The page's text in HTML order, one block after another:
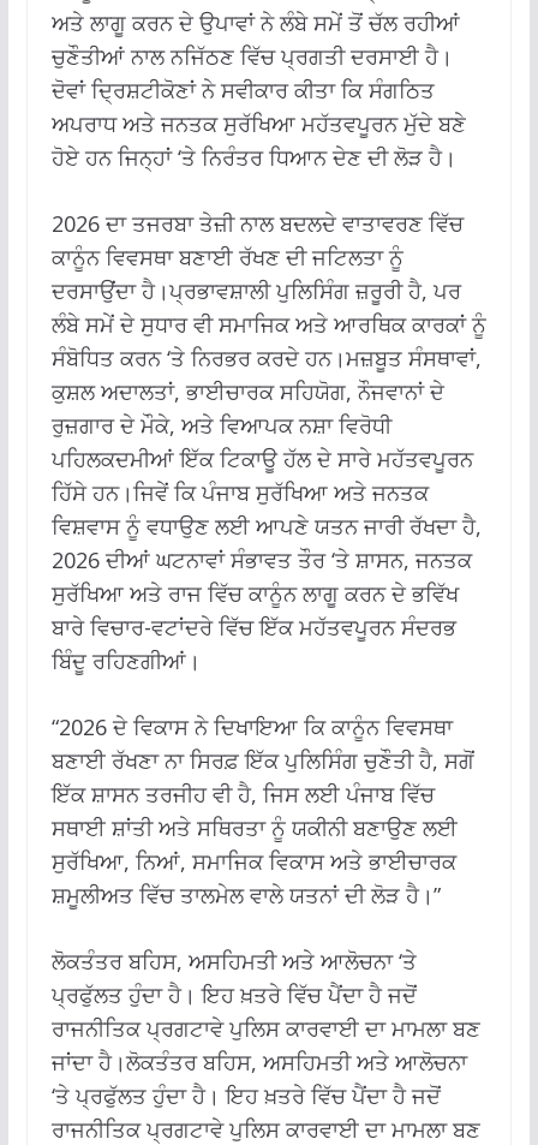
ਅਤੇ ਲਾਗੂ ਕਰਨ ਦੇ ਉਪਾਵਾਂ ਨੇ ਲੰਬੇ ਸਮੇਂ ਤੋਂ ਚੱਲ ਰਹੀਆਂ
ਚੁਣੌਤੀਆਂ ਨਾਲ ਨਜਿੱਠਣ ਵਿੱਚ ਪ੍ਰਗਤੀ ਦਰਸਾਈ ਹੈ।
ਦੋਵਾਂ ਦ੍ਰਿਸ਼ਟੀਕੋਣਾਂ ਨੇ ਸਵੀਕਾਰ ਕੀਤਾ ਕਿ ਸੰਗਠਿਤ
ਅਪਰਾਧ ਅਤੇ ਜਨਤਕ ਸੁਰੱਖਿਆ ਮਹੱਤਵਪੂਰਨ ਮੁੱਦੇ ਬਣੇ
ਹੋਏ ਹਨ ਜਿਨ੍ਹਾਂ ‘ਤੇ ਨਿਰੰਤਰ ਧਿਆਨ ਦੇਣ ਦੀ ਲੋੜ ਹੈ।
2026 ਦਾ ਤਜਰਬਾ ਤੇਜ਼ੀ ਨਾਲ ਬਦਲਦੇ ਵਾਤਾਵਰਣ ਵਿੱਚ
ਕਾਨੂੰਨ ਵਿਵਸਥਾ ਬਣਾਈ ਰੱਖਣ ਦੀ ਜਟਿਲਤਾ ਨੂੰ
ਦਰਸਾਉਂਦਾ ਹੈ।ਪ੍ਰਭਾਵਸ਼ਾਲੀ ਪੁਲਿਸਿੰਗ ਜ਼ਰੂਰੀ ਹੈ, ਪਰ
ਲੰਬੇ ਸਮੇਂ ਦੇ ਸੁਧਾਰ ਵੀ ਸਮਾਜਿਕ ਅਤੇ ਆਰਥਿਕ ਕਾਰਕਾਂ ਨੂੰ
ਸੰਬੋਧਿਤ ਕਰਨ ‘ਤੇ ਨਿਰਭਰ ਕਰਦੇ ਹਨ।ਮਜ਼ਬੂਤ ​​ਸੰਸਥਾਵਾਂ,
ਕੁਸ਼ਲ ਅਦਾਲਤਾਂ, ਭਾਈਚਾਰਕ ਸਹਿਯੋਗ, ਨੌਜਵਾਨਾਂ ਦੇ
ਰੁਜ਼ਗਾਰ ਦੇ ਮੌਕੇ, ਅਤੇ ਵਿਆਪਕ ਨਸ਼ਾ ਵਿਰੋਧੀ
ਪਹਿਲਕਦਮੀਆਂ ਇੱਕ ਟਿਕਾਊ ਹੱਲ ਦੇ ਸਾਰੇ ਮਹੱਤਵਪੂਰਨ
ਹਿੱਸੇ ਹਨ।ਜਿਵੇਂ ਕਿ ਪੰਜਾਬ ਸੁਰੱਖਿਆ ਅਤੇ ਜਨਤਕ
ਵਿਸ਼ਵਾਸ ਨੂੰ ਵਧਾਉਣ ਲਈ ਆਪਣੇ ਯਤਨ ਜਾਰੀ ਰੱਖਦਾ ਹੈ,
2026 ਦੀਆਂ ਘਟਨਾਵਾਂ ਸੰਭਾਵਤ ਤੌਰ ‘ਤੇ ਸ਼ਾਸਨ, ਜਨਤਕ
ਸੁਰੱਖਿਆ ਅਤੇ ਰਾਜ ਵਿੱਚ ਕਾਨੂੰਨ ਲਾਗੂ ਕਰਨ ਦੇ ਭਵਿੱਖ
ਬਾਰੇ ਵਿਚਾਰ-ਵਟਾਂਦਰੇ ਵਿੱਚ ਇੱਕ ਮਹੱਤਵਪੂਰਨ ਸੰਦਰਭ
ਬਿੰਦੂ ਰਹਿਣਗੀਆਂ।
“2026 ਦੇ ਵਿਕਾਸ ਨੇ ਦਿਖਾਇਆ ਕਿ ਕਾਨੂੰਨ ਵਿਵਸਥਾ
ਬਣਾਈ ਰੱਖਣਾ ਨਾ ਸਿਰਫ਼ ਇੱਕ ਪੁਲਿਸਿੰਗ ਚੁਣੌਤੀ ਹੈ, ਸਗੋਂ
ਇੱਕ ਸ਼ਾਸਨ ਤਰਜੀਹ ਵੀ ਹੈ, ਜਿਸ ਲਈ ਪੰਜਾਬ ਵਿੱਚ
ਸਥਾਈ ਸ਼ਾਂਤੀ ਅਤੇ ਸਥਿਰਤਾ ਨੂੰ ਯਕੀਨੀ ਬਣਾਉਣ ਲਈ
ਸੁਰੱਖਿਆ, ਨਿਆਂ, ਸਮਾਜਿਕ ਵਿਕਾਸ ਅਤੇ ਭਾਈਚਾਰਕ
ਸ਼ਮੂਲੀਅਤ ਵਿੱਚ ਤਾਲਮੇਲ ਵਾਲੇ ਯਤਨਾਂ ਦੀ ਲੋੜ ਹੈ।”
ਲੋਕਤੰਤਰ ਬਹਿਸ, ਅਸਹਿਮਤੀ ਅਤੇ ਆਲੋਚਨਾ ‘ਤੇ
ਪ੍ਰਫੁੱਲਤ ਹੁੰਦਾ ਹੈ। ਇਹ ਖ਼ਤਰੇ ਵਿੱਚ ਪੈਂਦਾ ਹੈ ਜਦੋਂ
ਰਾਜਨੀਤਿਕ ਪ੍ਰਗਟਾਵੇ ਪੁਲਿਸ ਕਾਰਵਾਈ ਦਾ ਮਾਮਲਾ ਬਣ
ਜਾਂਦਾ ਹੈ।ਲੋਕਤੰਤਰ ਬਹਿਸ, ਅਸਹਿਮਤੀ ਅਤੇ ਆਲੋਚਨਾ
‘ਤੇ ਪ੍ਰਫੁੱਲਤ ਹੁੰਦਾ ਹੈ। ਇਹ ਖ਼ਤਰੇ ਵਿੱਚ ਪੈਂਦਾ ਹੈ ਜਦੋਂ
ਰਾਜਨੀਤਿਕ ਪ੍ਰਗਟਾਵੇ ਪੁਲਿਸ ਕਾਰਵਾਈ ਦਾ ਮਾਮਲਾ ਬਣ